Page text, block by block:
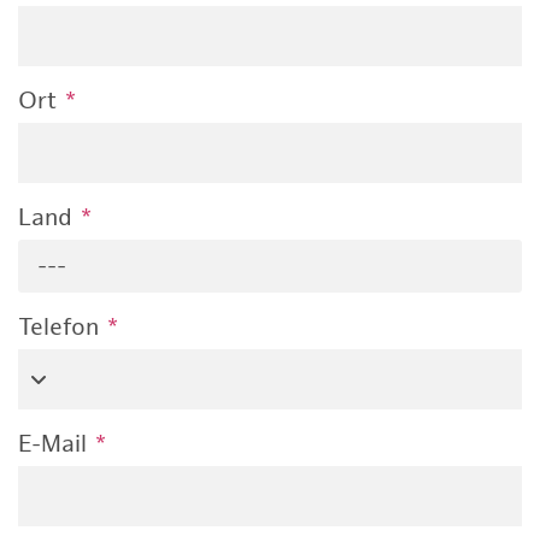
Ort *
Land *
---
Telefon *
E-Mail *